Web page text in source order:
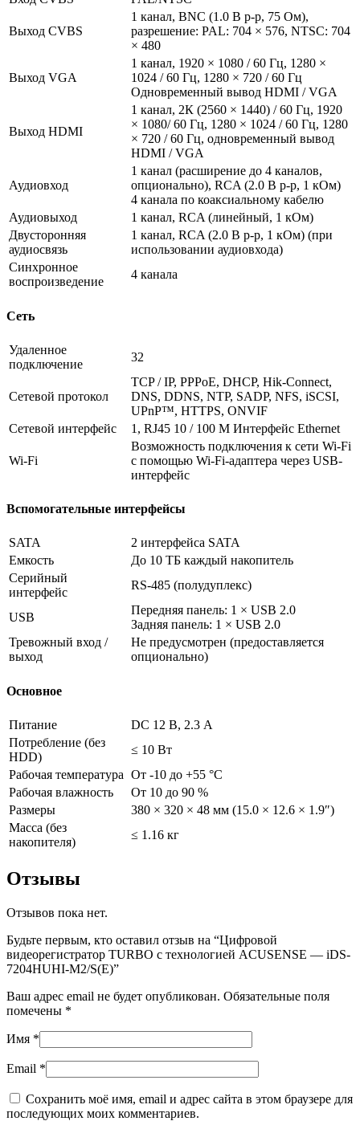
Выход CVBS
1 канал, BNC (1.0 В p-p, 75 Ом),
разрешение: PAL: 704 × 576, NTSC: 704
× 480
Выход VGA
1 канал, 1920 × 1080 / 60 Гц, 1280 ×
1024 / 60 Гц, 1280 × 720 / 60 Гц
Одновременный вывод HDMI / VGA
Выход HDMI
1 канал, 2К (2560 × 1440) / 60 Гц, 1920
× 1080/ 60 Гц, 1280 × 1024 / 60 Гц, 1280
× 720 / 60 Гц, одновременный вывод
HDMI / VGA
Аудиовход
1 канал (расширение до 4 каналов,
опционально), RCA (2.0 В p-p, 1 кОм)
4 канала по коаксиальному кабелю
Аудиовыход
1 канал, RCA (линейный, 1 кОм)
Двусторонняя
аудиосвязь
1 канал, RCA (2.0 В p-p, 1 кОм) (при
использовании аудиовхода)
Синхронное
воспроизведение
4 канала
Сеть
Удаленное
подключение
32
Сетевой протокол
TCP / IP, PPPoE, DHCP, Hik-Connect,
DNS, DDNS, NTP, SADP, NFS, iSCSI,
UPnP™, HTTPS, ONVIF
Сетевой интерфейс
1, RJ45 10 / 100 M Интерфейс Ethernet
Wi-Fi
Возможность подключения к сети Wi-Fi
с помощью Wi-Fi-адаптера через USB-
интерфейс
Вспомогательные интерфейсы
SATA
2 интерфейса SATA
Емкость
До 10 ТБ каждый накопитель
Серийный
интерфейс
RS-485 (полудуплекс)
USB
Передняя панель: 1 × USB 2.0
Задняя панель: 1 × USB 2.0
Тревожный вход /
выход
Не предусмотрен (предоставляется
опционально)
Основное
Питание
DC 12 В, 2.3 A
Потребление (без
HDD)
≤ 10 Вт
Рабочая температура От -10 до +55 °C
Рабочая влажность
От 10 до 90 %
Размеры
380 × 320 × 48 мм (15.0 × 12.6 × 1.9″)
Масса (без
накопителя)
≤ 1.16 кг
Отзывы
Отзывов пока нет.
Будьте первым, кто оставил отзыв на “Цифровой
видеорегистратор TURBO с технологией ACUSENSE — iDS-
7204HUHI-M2/S(E)”
Ваш адрес email не будет опубликован. Обязательные поля
помечены *
Имя *
Email *
Сохранить моё имя, email и адрес сайта в этом браузере для
последующих моих комментариев.